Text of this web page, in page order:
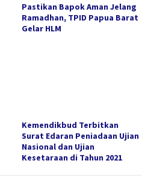
Pastikan Bapok Aman Jelang
Ramadhan, TPID Papua Barat
Gelar HLM
Kemendikbud Terbitkan
Surat Edaran Peniadaan Ujian
Nasional dan Ujian
Kesetaraan di Tahun 2021